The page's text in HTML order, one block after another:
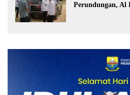
Perundungan, Al